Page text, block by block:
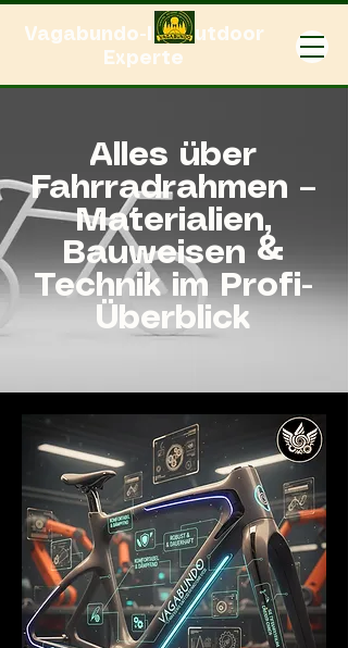
Vagabundo-Ihr Outdoor
Experte
Alles über
Fahrradrahmen –
Materialien,
Bauweisen &
Technik im Profi-
Überblick